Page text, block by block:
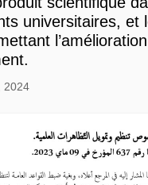
universitaires, et
2024